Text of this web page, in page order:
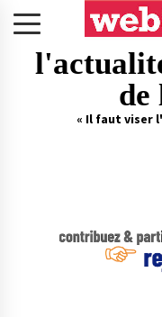
de
« Il faut viser